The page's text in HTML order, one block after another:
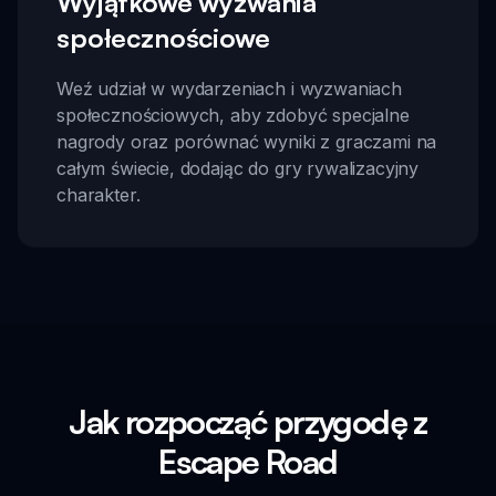
społecznościowe
Weź udział w wydarzeniach i wyzwaniach
społecznościowych, aby zdobyć specjalne
nagrody oraz porównać wyniki z graczami na
całym świecie, dodając do gry rywalizacyjny
charakter.
Jak rozpocząć przygodę z
Escape Road